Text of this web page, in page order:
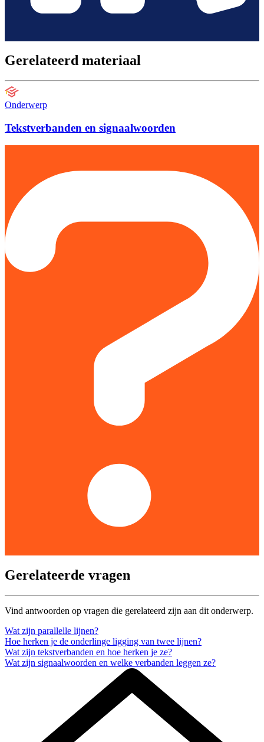
Gerelateerd materiaal
Onderwerp
Tekstverbanden en signaalwoorden
Gerelateerde vragen
Vind antwoorden op vragen die gerelateerd zijn aan dit onderwerp.
Wat zijn parallelle lijnen?
Hoe herken je de onderlinge ligging van twee lijnen?
Wat zijn tekstverbanden en hoe herken je ze?
Wat zijn signaalwoorden en welke verbanden leggen ze?